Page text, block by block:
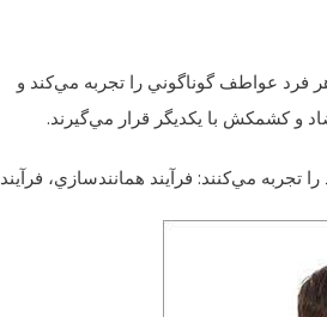
فرد عواطف گوناگوني را تجربه مي‌کند و
و کشمکش با يکديگر قرار مي‌گيرند.